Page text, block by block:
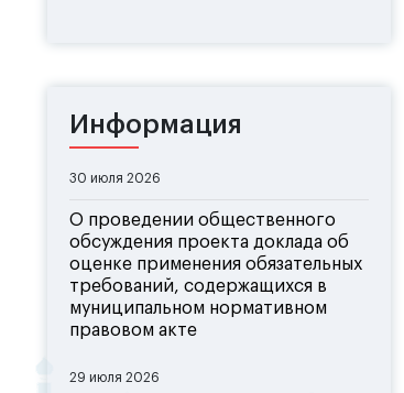
Информация
30 июля 2026
О проведении общественного
обсуждения проекта доклада об
оценке применения обязательных
требований, содержащихся в
муниципальном нормативном
правовом акте
29 июля 2026